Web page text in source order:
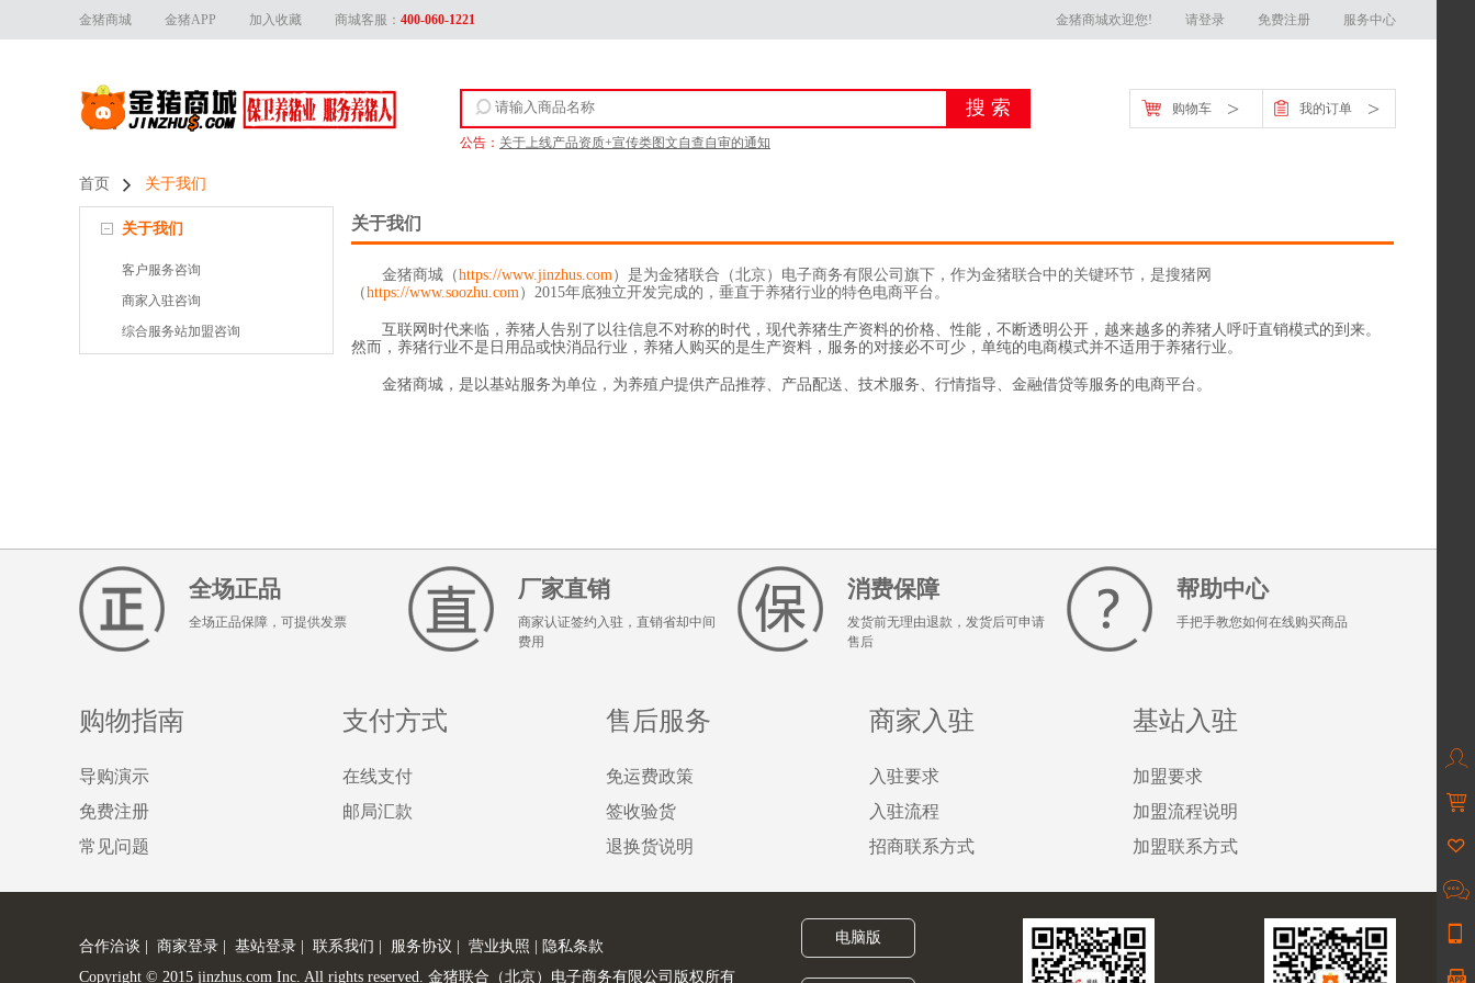
金猪商城 金猪APP 加入收藏 商城客服： 400-060-1221 金猪商城欢迎您! 请登录 免费注册 服务中心
公告： 关于上线产品资质+宣传类图文自查自审的通知
购物车 > 我的订单 >




首页 关于我们

关于我们
客户服务咨询
商家入驻咨询
综合服务站加盟咨询
关于我们
金猪商城（https://www.jinzhus.com）是为金猪联合（北京）电子商务有限公司旗下，作为金猪联合中的关键环节，是搜猪网
（https://www.soozhu.com）2015年底独立开发完成的，垂直于养猪行业的特色电商平台。
互联网时代来临，养猪人告别了以往信息不对称的时代，现代养猪生产资料的价格、性能，不断透明公开，越来越多的养猪人呼吁直销模式的到来。
然而，养猪行业不是日用品或快消品行业，养猪人购买的是生产资料，服务的对接必不可少，单纯的电商模式并不适用于养猪行业。
金猪商城，是以基站服务为单位，为养殖户提供产品推荐、产品配送、技术服务、行情指导、金融借贷等服务的电商平台。
全场正品
全场正品保障，可提供发票
厂家直销
商家认证签约入驻，直销省却中间
费用
消费保障
发货前无理由退款，发货后可申请
售后
帮助中心
手把手教您如何在线购买商品
购物指南
导购演示
免费注册
常见问题
支付方式
在线支付
邮局汇款
售后服务
免运费政策
签收验货
退换货说明
商家入驻
入驻要求
入驻流程
招商联系方式
基站入驻
加盟要求
加盟流程说明
加盟联系方式
合作洽谈 商家登录 基站登录 联系我们 服务协议 营业执照
隐私条款
Copyright © 2015 jinzhus.com Inc. All rights reserved. 金猪联合（北京）电子商务有限公司版权所有
电脑版